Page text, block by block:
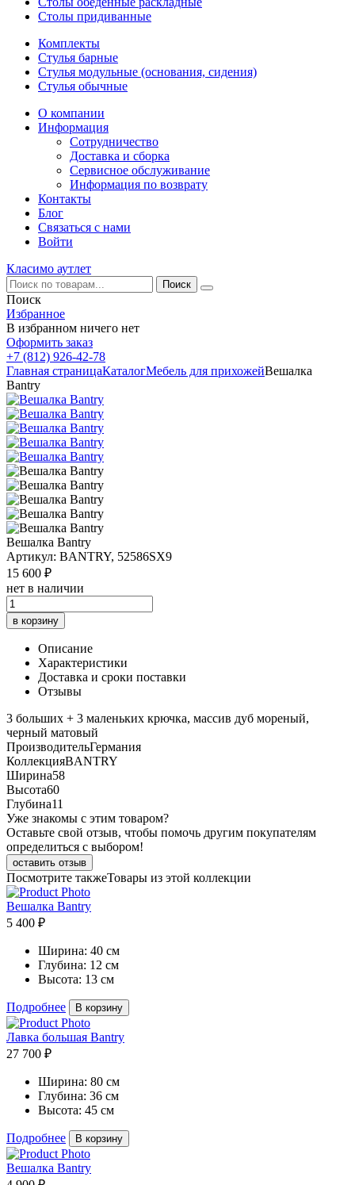
Столы придиванные
Комплекты
Стулья барные
Стулья модульные (основания, сидения)
Стулья обычные
О компании
Информация
Сотрудничество
Доставка и сборка
Сервисное обслуживание
Информация по возврату
Контакты
Блог
Связаться с нами
Войти
Класимо аутлет
Поиск
Избранное
В избранном ничего нет
Оформить заказ
+7 (812) 926-42-78
Главная страницаКаталогМебель для прихожейВешалка
Bantry
Вешалка Bantry
Артикул: BANTRY, 52586SX9
15 600 ₽
нет в наличии
в корзину
Описание
Характеристики
Доставка и сроки поставки
Отзывы
3 больших + 3 маленьких крючка, массив дуб мореный,
черный матовый
ПроизводительГермания
КоллекцияBANTRY
Ширина58
Высота60
Глубина11
Уже знакомы с этим товаром?
Оставьте свой отзыв, чтобы помочь другим покупателям
определиться с выбором!
оставить отзыв
Посмотрите такжеТовары из этой коллекции
Вешалка Bantry
5 400 ₽
Ширина: 40 см
Глубина: 12 см
Высота: 13 см
Подробнее В корзину
Лавка большая Bantry
27 700 ₽
Ширина: 80 см
Глубина: 36 см
Высота: 45 см
Подробнее В корзину
Вешалка Bantry